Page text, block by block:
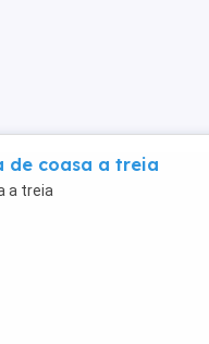
de coasa a treia
a treia